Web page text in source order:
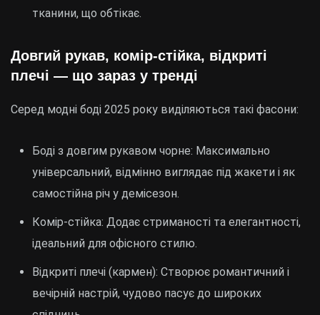
тканини, що обтікає.
Довгий рукав, комір-стійка, відкриті
плечі — що зараз у тренді
Серед модні боді 2025 року виділяються такі фасони:
Боді з довгим рукавом чорне: Максимально
універсальний, відмінно виглядає під жакети і як
самостійна річ у демісезон.
Комір-стійка: Додає стриманості та елегантності,
ідеальний для офісного стилю.
Відкриті плечі (кармен): Створює романтичний і
вечірній настрій, чудово пасує до широких